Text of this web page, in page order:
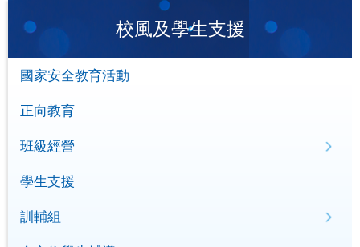
校風及學生支援
國家安全教育活動
正向教育
班級經營
學生支援
訓輔組